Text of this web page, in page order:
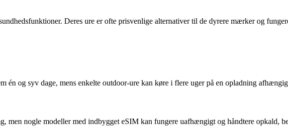
Deres ure er ofte prisvenlige alternativer til de dyrere mærker og
én og syv dage, mens enkelte outdoor-ure kan køre i flere uger på en opladning
men nogle modeller med indbygget eSIM kan fungere uafhængigt og håndtere opkald,